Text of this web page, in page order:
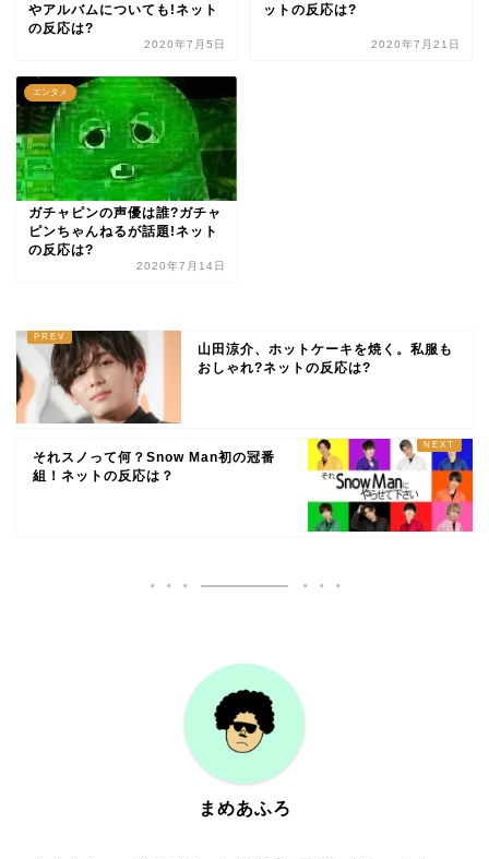
やアルバムについても!ネット
の反応は?
2020年7月5日
ットの反応は?
2020年7月21日
エンタメ
ガチャピンの声優は誰?ガチャ
ピンちゃんねるが話題!ネット
の反応は?
2020年7月14日
山田涼介、ホットケーキを焼く。私服も
おしゃれ?ネットの反応は?
それスノって何？Snow Man初の冠番
組！ネットの反応は？
まめあふろ